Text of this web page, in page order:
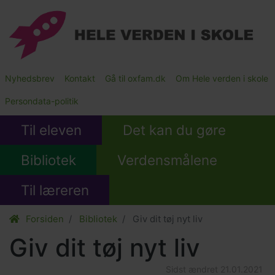
hovedindhold
Main
Submenu
Nyhedsbrev Kontakt Gå til oxfam.dk Om Hele verden i skole
Persondata-politik
Til eleven
Det kan du gøre
Bibliotek
Verdensmålene
Til læreren
Forsiden Bibliotek Giv dit tøj nyt liv
Giv dit tøj nyt liv